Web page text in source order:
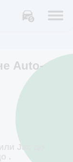
Auto-
Jac до